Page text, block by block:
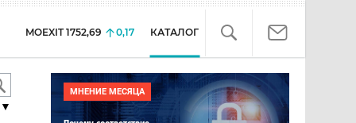
MOEXIT 1752,69 0,17 КАТАЛОГ
▼
МНЕНИЕ МЕСЯЦА